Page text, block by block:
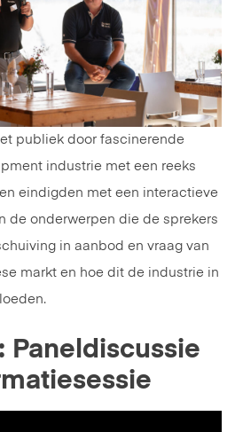
publiek door fascinerende
industrie met een reeks
eindigden met een interactieve
de onderwerpen die de sprekers
in aanbod en vraag van
markt en hoe dit de industrie in
Paneldiscussie